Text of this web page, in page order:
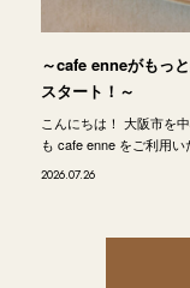
～cafe enneがもっ
スタート！～
こんにちは！ 大阪市を
も cafe enne をご利用
2026.07.26